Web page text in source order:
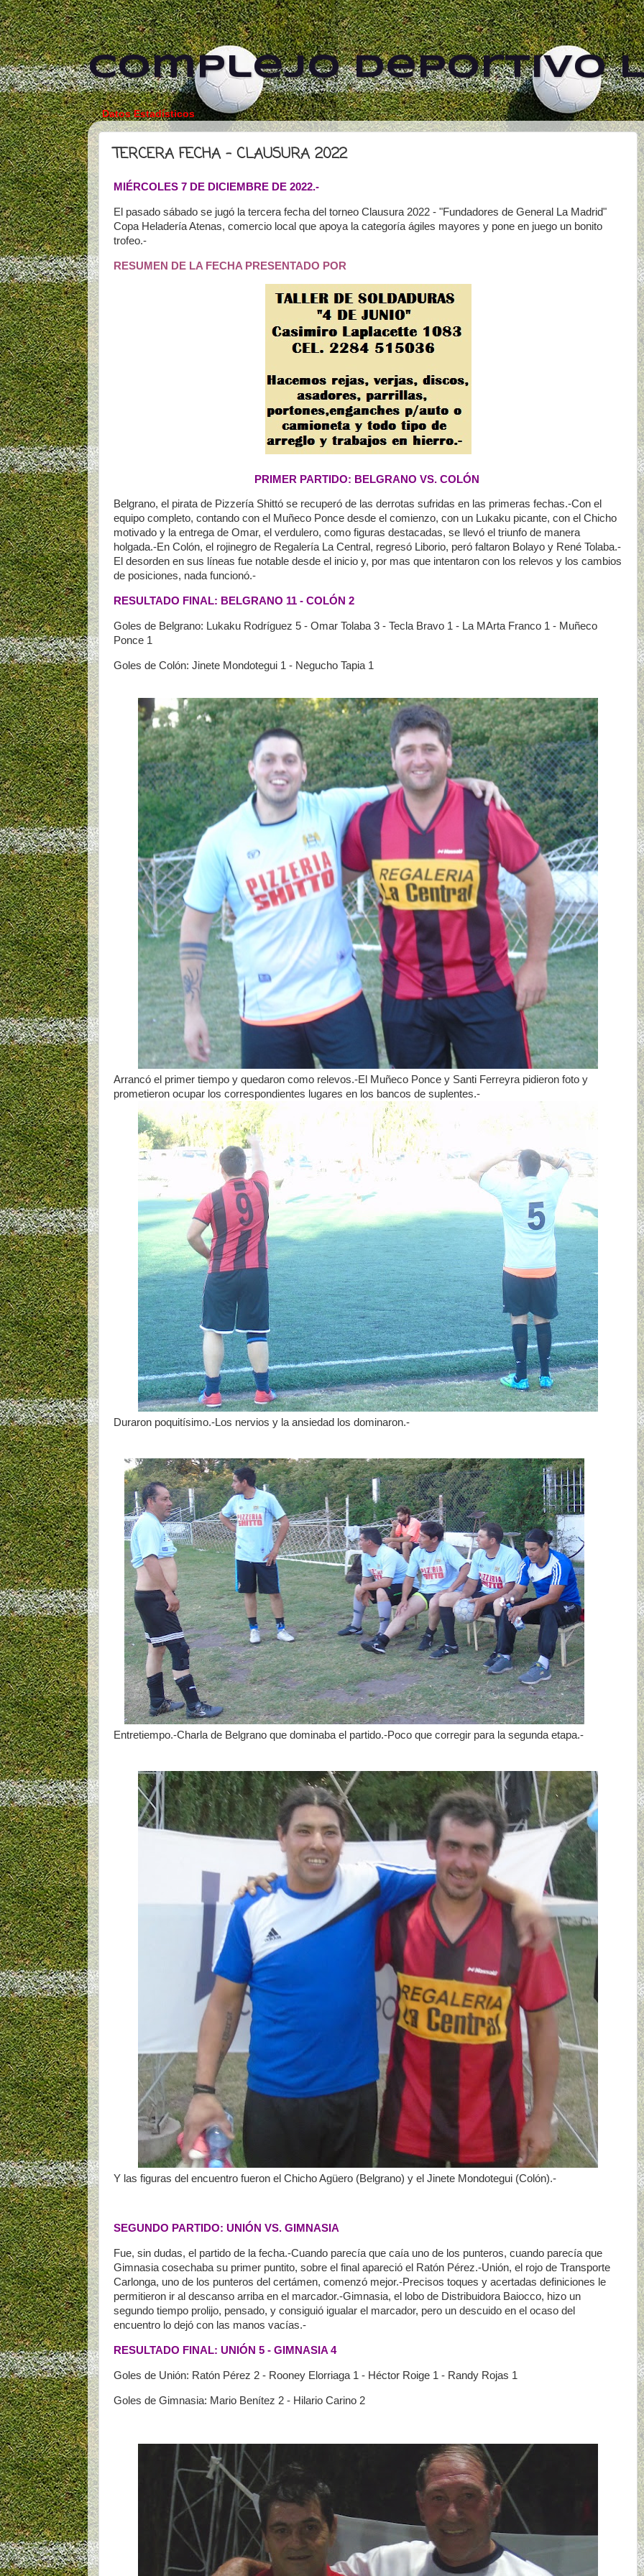
Complejo Deportivo
Datos Estadísticos
TERCERA FECHA - CLAUSURA 2022
MIÉRCOLES 7 DE DICIEMBRE DE 2022.-
El pasado sábado se jugó la tercera fecha del torneo Clausura 2022 - "Fundadores de General La Madrid"
Copa Heladería Atenas, comercio local que apoya la categoría ágiles mayores y pone en juego un bonito
trofeo.-
RESUMEN DE LA FECHA PRESENTADO POR
PRIMER PARTIDO: BELGRANO VS. COLÓN
Belgrano, el pirata de Pizzería Shittó se recuperó de las derrotas sufridas en las primeras fechas.-Con el
equipo completo, contando con el Muñeco Ponce desde el comienzo, con un Lukaku picante, con el Chicho
motivado y la entrega de Omar, el verdulero, como figuras destacadas, se llevó el triunfo de manera
holgada.-En Colón, el rojinegro de Regalería La Central, regresó Liborio, peró faltaron Bolayo y René Tolaba.-
El desorden en sus líneas fue notable desde el inicio y, por mas que intentaron con los relevos y los cambios
de posiciones, nada funcionó.-
RESULTADO FINAL: BELGRANO 11 - COLÓN 2
Goles de Belgrano: Lukaku Rodríguez 5 - Omar Tolaba 3 - Tecla Bravo 1 - La MArta Franco 1 - Muñeco
Ponce 1
Goles de Colón: Jinete Mondotegui 1 - Negucho Tapia 1
Arrancó el primer tiempo y quedaron como relevos.-El Muñeco Ponce y Santi Ferreyra pidieron foto y
prometieron ocupar los correspondientes lugares en los bancos de suplentes.-
Duraron poquitísimo.-Los nervios y la ansiedad los dominaron.-
Entretiempo.-Charla de Belgrano que dominaba el partido.-Poco que corregir para la segunda etapa.-
Y las figuras del encuentro fueron el Chicho Agüero (Belgrano) y el Jinete Mondotegui (Colón).-
SEGUNDO PARTIDO: UNIÓN VS. GIMNASIA
Fue, sin dudas, el partido de la fecha.-Cuando parecía que caía uno de los punteros, cuando parecía que
Gimnasia cosechaba su primer puntito, sobre el final apareció el Ratón Pérez.-Unión, el rojo de Transporte
Carlonga, uno de los punteros del certámen, comenzó mejor.-Precisos toques y acertadas definiciones le
permitieron ir al descanso arriba en el marcador.-Gimnasia, el lobo de Distribuidora Baiocco, hizo un
segundo tiempo prolijo, pensado, y consiguió igualar el marcador, pero un descuido en el ocaso del
encuentro lo dejó con las manos vacías.-
RESULTADO FINAL: UNIÓN 5 - GIMNASIA 4
Goles de Unión: Ratón Pérez 2 - Rooney Elorriaga 1 - Héctor Roige 1 - Randy Rojas 1
Goles de Gimnasia: Mario Benítez 2 - Hilario Carino 2